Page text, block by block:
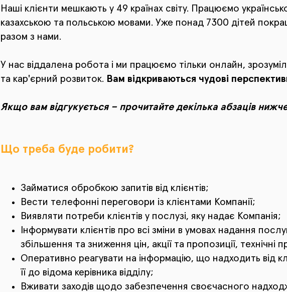
Наші клієнти мешкають у 49 країнах світу. Працюємо
казахською та польською мовами. Уже понад 7300 дітей
разом з нами.
У нас віддалена робота і ми працюємо тільки онлайн,
та кар'єрний розвиток. Вам відкриваються чудові
Якщо вам відгукується – прочитайте декілька абзаців
Що треба буде робити?
Займатися обробкою запитів від клієнтів;
Вести телефонні переговори із клієнтами Компанії;
Виявляти потреби клієнтів у послузі, яку надає Компанія;
Інформувати клієнтів про всі зміни в умовах надання
збільшення та зниження цін, акції та пропозиції, технічні
Оперативно реагувати на інформацію, що надходить від
її до відома керівника відділу;
Вживати заходів щодо забезпечення своєчасного